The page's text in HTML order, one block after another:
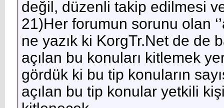
değil, düzenli takip edilmesi
21)Her forumun sorunu olan
ne yazık ki KorgTr.Net de de
açılan bu konuları kitlemek
gördük ki bu tip konuların
açılan bu tip konular yetkili